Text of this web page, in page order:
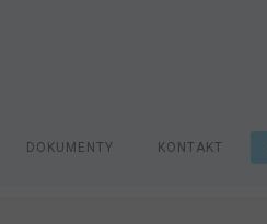
DOKUMENTY KONTAKT